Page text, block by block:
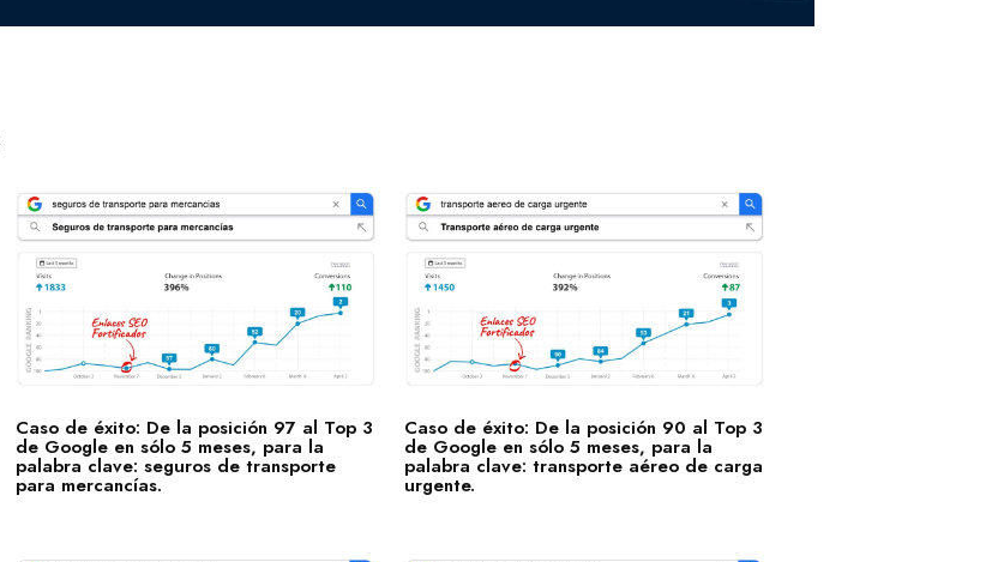
Caso de éxito: De la posición 97 al Top 3
de Google en sólo 5 meses, para la
palabra clave: seguros de transporte
para mercancías.
Caso de éxito: De la posición 90 al Top 3
de Google en sólo 5 meses, para la
palabra clave: transporte aéreo de carga
urgente.